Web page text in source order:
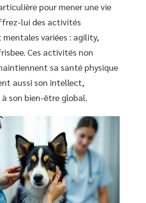
pour mener une vie
lui des activités
mentales variées : agility,
Ces activités non
sa santé physique
aussi son intellect,
son bien-être global.